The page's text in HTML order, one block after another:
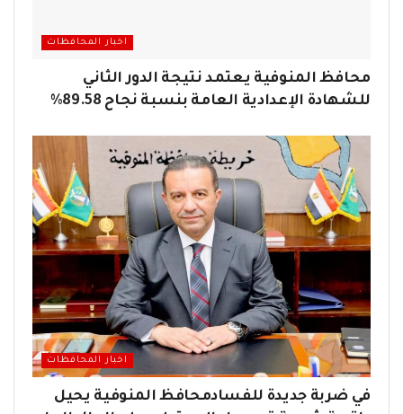
اخبار المحافظات
محافظ المنوفية يعتمد نتيجة الدور الثاني
للشهادة الإعدادية العامة بنسبة نجاح 89.58%
اخبار المحافظات
في ضربة جديدة للفسادمحافظ المنوفية يحيل